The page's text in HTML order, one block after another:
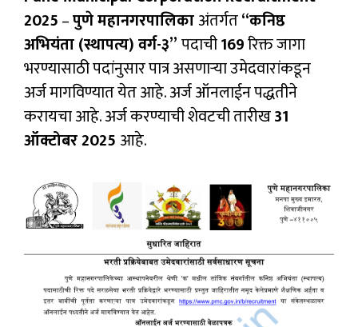
2025–पुणे महानगरपालिकाअंतर्गत“कनिष्ठ
अभियंता (स्थापत्य) वर्ग-३”पदाची169रिक्त जागा
भरण्यासाठी पदांनुसार पात्र असणाऱ्या उमेदवारांकडून
अर्ज मागविण्यात येत आहे. अर्ज ऑनलाईन पद्धतीने
करायचा आहे. अर्ज करण्याची शेवटची तारीख31
ऑक्टोबर 2025 आहे.